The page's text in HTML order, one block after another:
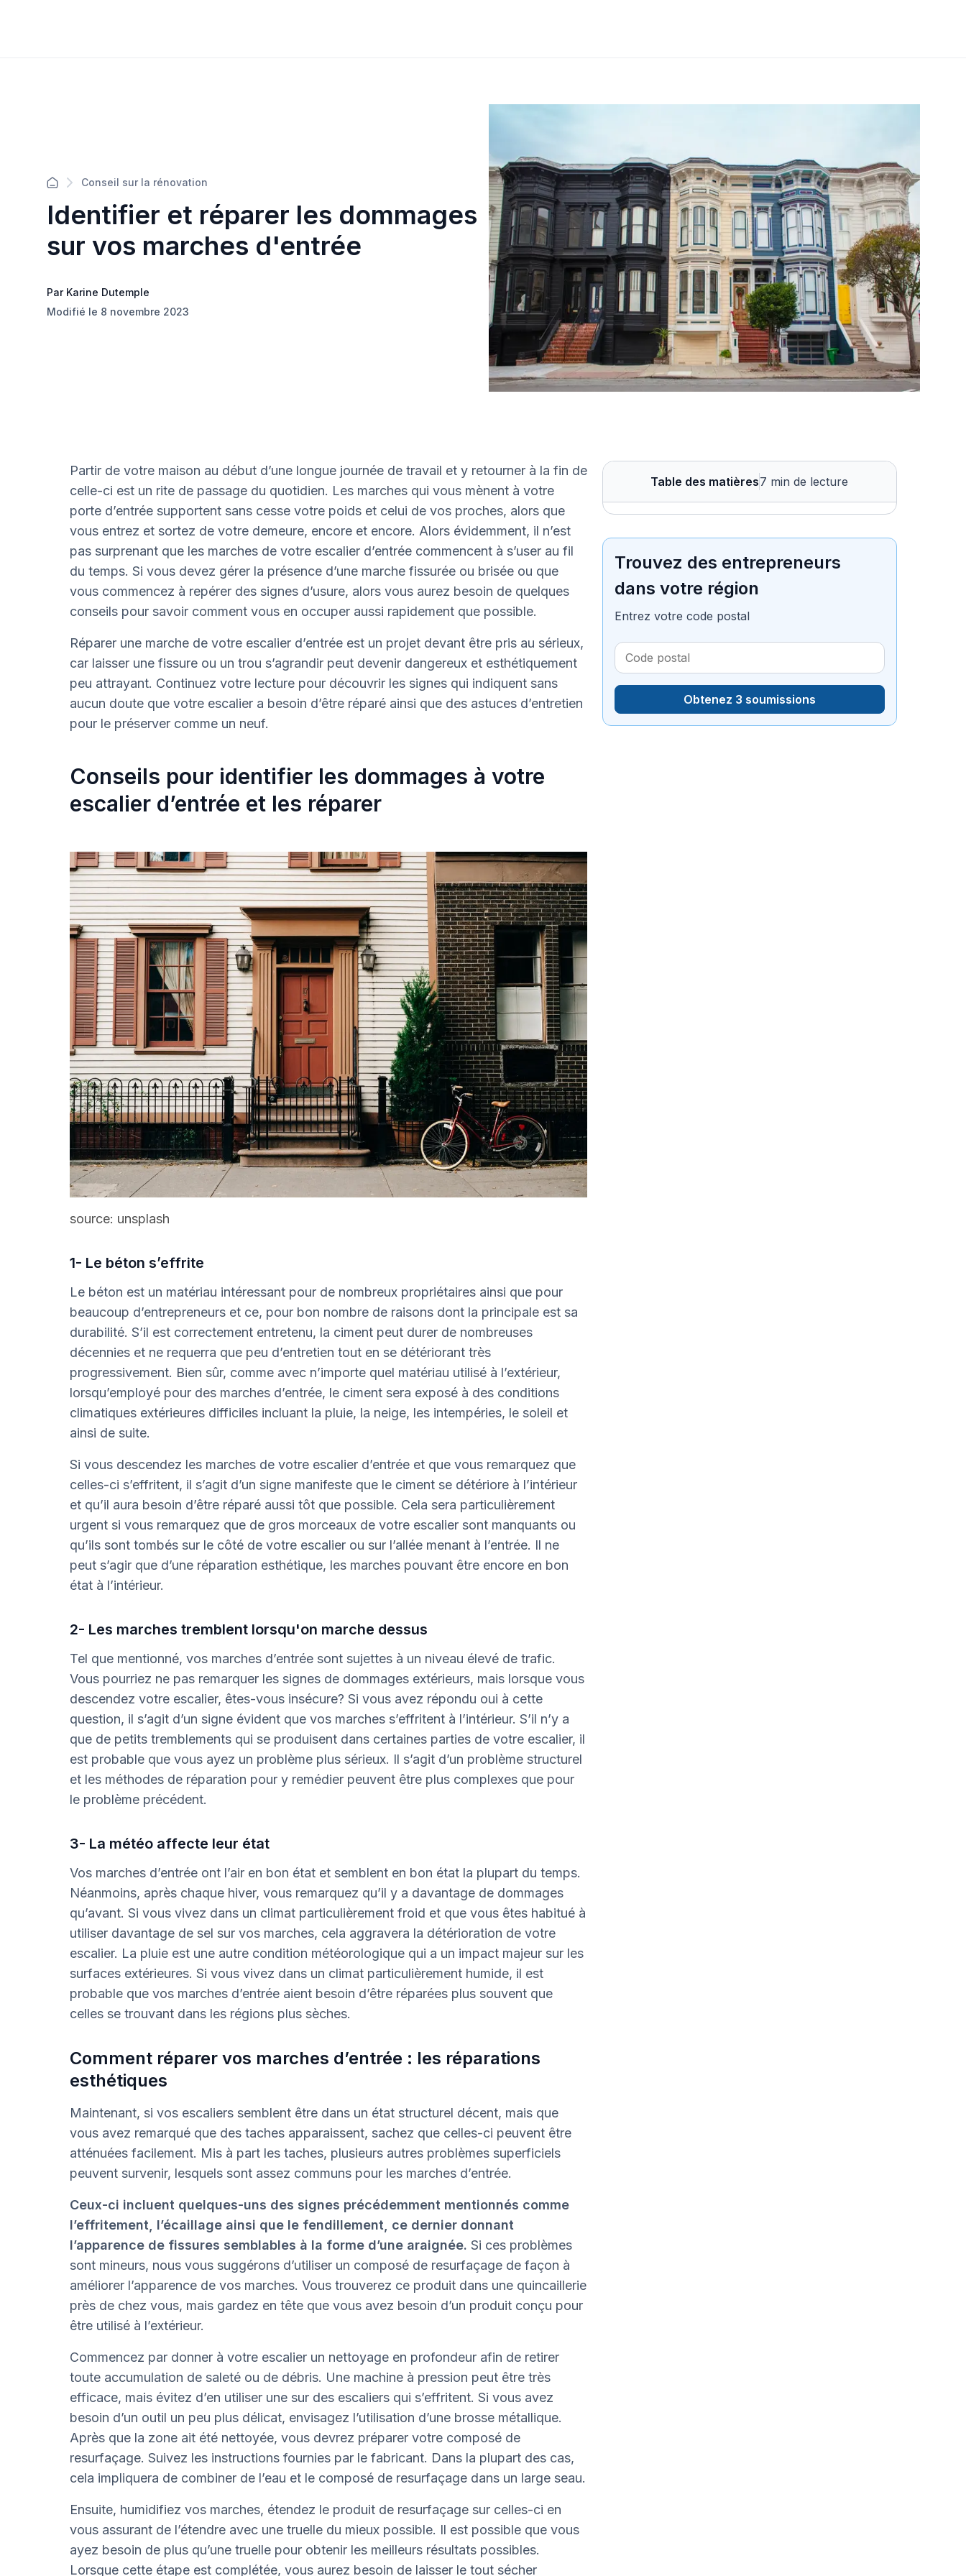
Conseil sur la rénovation
Identifier et réparer les dommages
sur vos marches d'entrée
Par Karine Dutemple
Modifié le 8 novembre 2023
Partir de votre maison au début d’une longue journée de travail et y retourner à la fin de
celle-ci est un rite de passage du quotidien. Les marches qui vous mènent à votre
porte d’entrée supportent sans cesse votre poids et celui de vos proches, alors que
vous entrez et sortez de votre demeure, encore et encore. Alors évidemment, il n’est
pas surprenant que les marches de votre escalier d’entrée commencent à s’user au fil
du temps. Si vous devez gérer la présence d’une marche fissurée ou brisée ou que
vous commencez à repérer des signes d’usure, alors vous aurez besoin de quelques
conseils pour savoir comment vous en occuper aussi rapidement que possible.
Réparer une marche de votre escalier d’entrée est un projet devant être pris au sérieux,
car laisser une fissure ou un trou s’agrandir peut devenir dangereux et esthétiquement
peu attrayant. Continuez votre lecture pour découvrir les signes qui indiquent sans
aucun doute que votre escalier a besoin d’être réparé ainsi que des astuces d’entretien
pour le préserver comme un neuf.
Conseils pour identifier les dommages à votre
escalier d’entrée et les réparer
source: unsplash
1- Le béton s’effrite
Le béton est un matériau intéressant pour de nombreux propriétaires ainsi que pour
beaucoup d’entrepreneurs et ce, pour bon nombre de raisons dont la principale est sa
durabilité. S’il est correctement entretenu, la ciment peut durer de nombreuses
décennies et ne requerra que peu d’entretien tout en se détériorant très
progressivement. Bien sûr, comme avec n’importe quel matériau utilisé à l’extérieur,
lorsqu’employé pour des marches d’entrée, le ciment sera exposé à des conditions
climatiques extérieures difficiles incluant la pluie, la neige, les intempéries, le soleil et
ainsi de suite.
Si vous descendez les marches de votre escalier d’entrée et que vous remarquez que
celles-ci s’effritent, il s’agit d’un signe manifeste que le ciment se détériore à l’intérieur
et qu’il aura besoin d’être réparé aussi tôt que possible. Cela sera particulièrement
urgent si vous remarquez que de gros morceaux de votre escalier sont manquants ou
qu’ils sont tombés sur le côté de votre escalier ou sur l’allée menant à l’entrée. Il ne
peut s’agir que d’une réparation esthétique, les marches pouvant être encore en bon
état à l’intérieur.
2- Les marches tremblent lorsqu'on marche dessus
Tel que mentionné, vos marches d’entrée sont sujettes à un niveau élevé de trafic.
Vous pourriez ne pas remarquer les signes de dommages extérieurs, mais lorsque vous
descendez votre escalier, êtes-vous insécure? Si vous avez répondu oui à cette
question, il s’agit d’un signe évident que vos marches s’effritent à l’intérieur. S’il n’y a
que de petits tremblements qui se produisent dans certaines parties de votre escalier, il
est probable que vous ayez un problème plus sérieux. Il s’agit d’un problème structurel
et les méthodes de réparation pour y remédier peuvent être plus complexes que pour
le problème précédent.
3- La météo affecte leur état
Vos marches d’entrée ont l’air en bon état et semblent en bon état la plupart du temps.
Néanmoins, après chaque hiver, vous remarquez qu’il y a davantage de dommages
qu’avant. Si vous vivez dans un climat particulièrement froid et que vous êtes habitué à
utiliser davantage de sel sur vos marches, cela aggravera la détérioration de votre
escalier. La pluie est une autre condition météorologique qui a un impact majeur sur les
surfaces extérieures. Si vous vivez dans un climat particulièrement humide, il est
probable que vos marches d’entrée aient besoin d’être réparées plus souvent que
celles se trouvant dans les régions plus sèches.
Comment réparer vos marches d’entrée : les réparations
esthétiques
Maintenant, si vos escaliers semblent être dans un état structurel décent, mais que
vous avez remarqué que des taches apparaissent, sachez que celles-ci peuvent être
atténuées facilement. Mis à part les taches, plusieurs autres problèmes superficiels
peuvent survenir, lesquels sont assez communs pour les marches d’entrée.
Ceux-ci incluent quelques-uns des signes précédemment mentionnés comme
l’effritement, l’écaillage ainsi que le fendillement, ce dernier donnant
l’apparence de fissures semblables à la forme d’une araignée. Si ces problèmes
sont mineurs, nous vous suggérons d’utiliser un composé de resurfaçage de façon à
améliorer l’apparence de vos marches. Vous trouverez ce produit dans une quincaillerie
près de chez vous, mais gardez en tête que vous avez besoin d’un produit conçu pour
être utilisé à l’extérieur.
Commencez par donner à votre escalier un nettoyage en profondeur afin de retirer
toute accumulation de saleté ou de débris. Une machine à pression peut être très
efficace, mais évitez d’en utiliser une sur des escaliers qui s’effritent. Si vous avez
besoin d’un outil un peu plus délicat, envisagez l’utilisation d’une brosse métallique.
Après que la zone ait été nettoyée, vous devrez préparer votre composé de
resurfaçage. Suivez les instructions fournies par le fabricant. Dans la plupart des cas,
cela impliquera de combiner de l’eau et le composé de resurfaçage dans un large seau.
Ensuite, humidifiez vos marches, étendez le produit de resurfaçage sur celles-ci en
vous assurant de l’étendre avec une truelle du mieux possible. Il est possible que vous
ayez besoin de plus qu’une truelle pour obtenir les meilleurs résultats possibles.
Lorsque cette étape est complétée, vous aurez besoin de laisser le tout sécher
Table des matières7 min de lecture
Trouvez des entrepreneurs
dans votre région
Entrez votre code postal
Obtenez 3 soumissions